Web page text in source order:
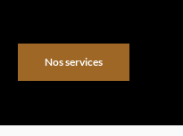
Nos services